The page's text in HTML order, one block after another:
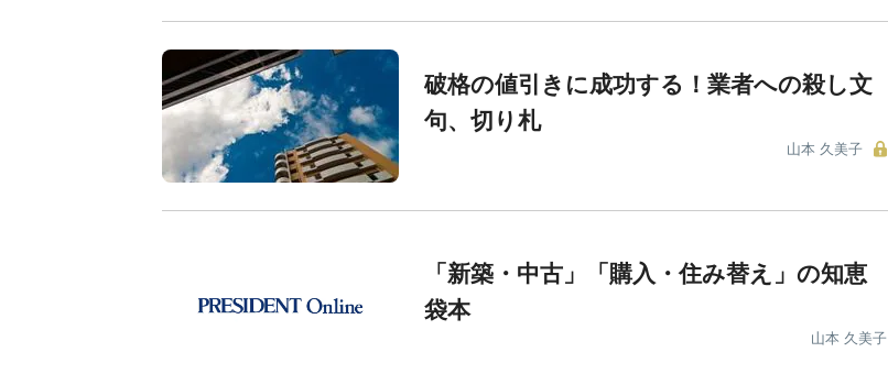
破格の値引きに成功する！業者への殺し文
句、切り札
山本 久美子
「新築・中古」「購入・住み替え」の知恵
袋本
山本 久美子